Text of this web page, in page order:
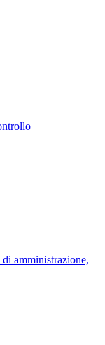
amministrazione,